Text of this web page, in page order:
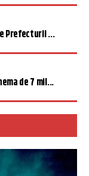
Prefecturii ...
de 7 mil...